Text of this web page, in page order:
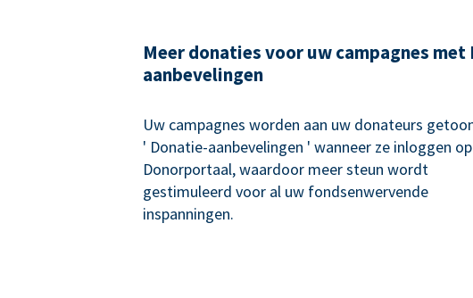
Meer donaties voor uw campagnes met
aanbevelingen
Uw campagnes worden aan uw donateurs
' Donatie-aanbevelingen ' wanneer ze inloggen
Donorportaal, waardoor meer steun wordt
gestimuleerd voor al uw fondsenwervende
inspanningen.